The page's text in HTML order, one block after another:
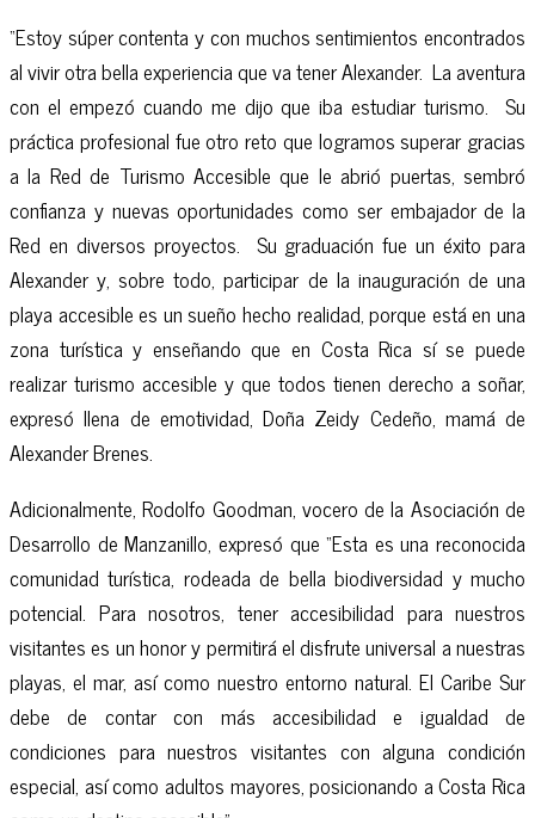
“Estoy súper contenta y con muchos sentimientos encontrados
al vivir otra bella experiencia que va tener Alexander. La aventura
con el empezó cuando me dijo que iba estudiar turismo. Su
práctica profesional fue otro reto que logramos superar gracias
a la Red de Turismo Accesible que le abrió puertas, sembró
confianza y nuevas oportunidades como ser embajador de la
Red en diversos proyectos. Su graduación fue un éxito para
Alexander y, sobre todo, participar de la inauguración de una
playa accesible es un sueño hecho realidad, porque está en una
zona turística y enseñando que en Costa Rica sí se puede
realizar turismo accesible y que todos tienen derecho a soñar,
expresó llena de emotividad, Doña Zeidy Cedeño, mamá de
Alexander Brenes.
Adicionalmente, Rodolfo Goodman, vocero de la Asociación de
Desarrollo de Manzanillo, expresó que “Esta es una reconocida
comunidad turística, rodeada de bella biodiversidad y mucho
potencial. Para nosotros, tener accesibilidad para nuestros
visitantes es un honor y permitirá el disfrute universal a nuestras
playas, el mar, así como nuestro entorno natural. El Caribe Sur
debe de contar con más accesibilidad e igualdad de
condiciones para nuestros visitantes con alguna condición
especial, así como adultos mayores, posicionando a Costa Rica